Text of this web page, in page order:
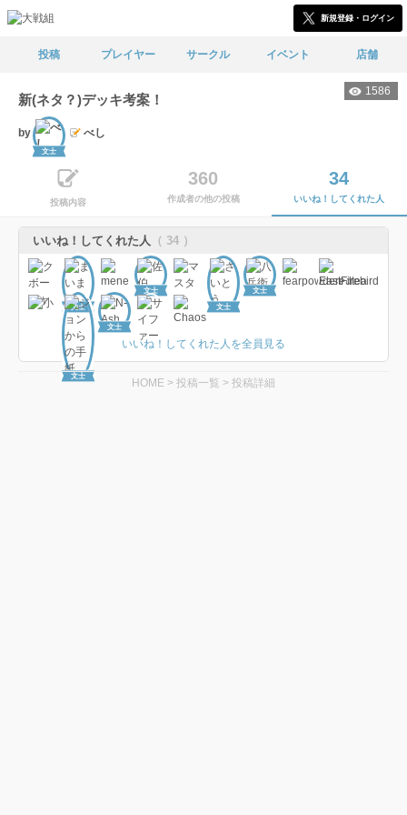
新規登録・ログイン
投稿 プレイヤー サークル イベント 店舗
1586
新(ネタ？)デッキ考案！
by
文士
べし
投稿内容
360
作成者の他の投稿
34
いいね！してくれた人
いいね！してくれた人 （ 34 ）
文士
文士
文士
文士
文士
文士
いいね！してくれた人を全員見る
HOME > 投稿一覧 > 投稿詳細